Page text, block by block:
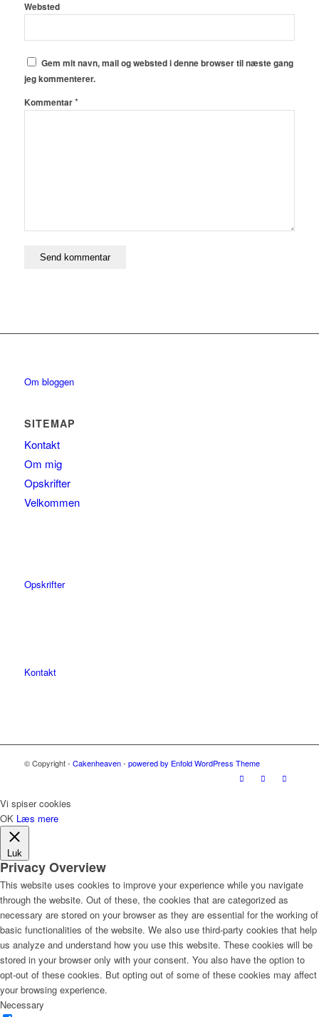
Websted
Gem mit navn, mail og websted i denne browser til næste gang
jeg kommenterer.
Kommentar*
Om bloggen
SITEMAP
Kontakt
Om mig
Opskrifter
Velkommen
Opskrifter
Kontakt
© Copyright - Cakenheaven- powered by Enfold WordPress Theme
Vi spiser cookies
OK Læs mere
Luk
Privacy Overview
This website uses cookies to improve your experience while you navigate
through the website. Out of these, the cookies that are categorized as
necessary are stored on your browser as they are essential for the working of
basic functionalities of the website. We also use third-party cookies that help
us analyze and understand how you use this website. These cookies will be
stored in your browser only with your consent. You also have the option to
opt-out of these cookies. But opting out of some of these cookies may affect
your browsing experience.
Necessary